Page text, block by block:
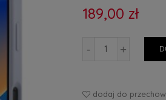
189,00 zł
- +
dodaj do